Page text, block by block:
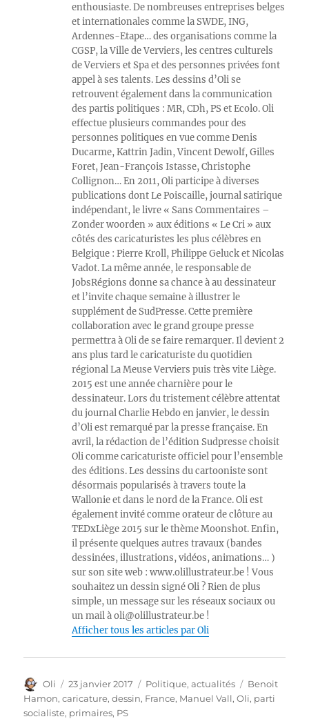
enthousiaste. De nombreuses entreprises belges
et internationales comme la SWDE, ING,
Ardennes-Etape… des organisations comme la
CGSP, la Ville de Verviers, les centres culturels
de Verviers et Spa et des personnes privées font
appel à ses talents. Les dessins d’Oli se
retrouvent également dans la communication
des partis politiques : MR, CDh, PS et Ecolo. Oli
effectue plusieurs commandes pour des
personnes politiques en vue comme Denis
Ducarme, Kattrin Jadin, Vincent Dewolf, Gilles
Foret, Jean-François Istasse, Christophe
Collignon… En 2011, Oli participe à diverses
publications dont Le Poiscaille, journal satirique
indépendant, le livre « Sans Commentaires –
Zonder woorden » aux éditions « Le Cri » aux
côtés des caricaturistes les plus célèbres en
Belgique : Pierre Kroll, Philippe Geluck et Nicolas
Vadot. La même année, le responsable de
JobsRégions donne sa chance à au dessinateur
et l’invite chaque semaine à illustrer le
supplément de SudPresse. Cette première
collaboration avec le grand groupe presse
permettra à Oli de se faire remarquer. Il devient 2
ans plus tard le caricaturiste du quotidien
régional La Meuse Verviers puis très vite Liège.
2015 est une année charnière pour le
dessinateur. Lors du tristement célèbre attentat
du journal Charlie Hebdo en janvier, le dessin
d’Oli est remarqué par la presse française. En
avril, la rédaction de l’édition Sudpresse choisit
Oli comme caricaturiste officiel pour l’ensemble
des éditions. Les dessins du cartooniste sont
désormais popularisés à travers toute la
Wallonie et dans le nord de la France. Oli est
également invité comme orateur de clôture au
TEDxLiège 2015 sur le thème Moonshot. Enfin,
il présente quelques autres travaux (bandes
dessinées, illustrations, vidéos, animations… )
sur son site web : www.olillustrateur.be ! Vous
souhaitez un dessin signé Oli ? Rien de plus
simple, un message sur les réseaux sociaux ou
un mail à oli@olillustrateur.be !
Afficher tous les articles par Oli
Auteur
Oli
Publié
le
23 janvier 2017 Catégories
Politique, actualités Étiquettes
Benoit
Hamon,caricature,dessin, France, Manuel Vall,Oli, parti
socialiste, primaires, PS